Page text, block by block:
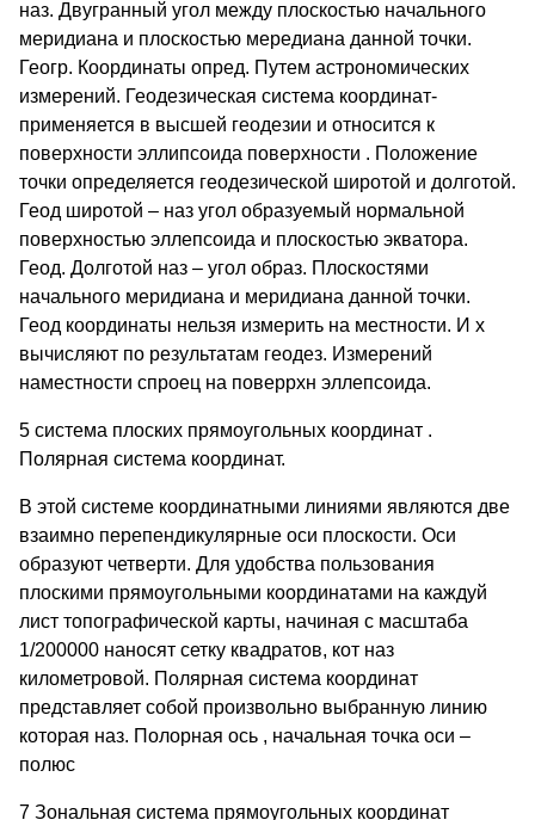
наз. Двугранный угол между плоскостью начального
меридиана и плоскостью мередиана данной точки.
Геогр. Координаты опред. Путем астрономических
измерений. Геодезическая система координат-
применяется в высшей геодезии и относится к
поверхности эллипсоида поверхности . Положение
точки определяется геодезической широтой и долготой.
Геод широтой – наз угол образуемый нормальной
поверхностью эллепсоида и плоскостью экватора.
Геод. Долготой наз – угол образ. Плоскостями
начального меридиана и меридиана данной точки.
Геод координаты нельзя измерить на местности. И х
вычисляют по результатам геодез. Измерений
наместности спроец на поверрхн эллепсоида.
5 система плоских прямоугольных координат .
Полярная система координат.
В этой системе координатными линиями являются две
взаимно перепендикулярные оси плоскости. Оси
образуют четверти. Для удобства пользования
плоскими прямоугольными координатами на каждуй
лист топографической карты, начиная с масштаба
1/200000 наносят сетку квадратов, кот наз
километровой. Полярная система координат
представляет собой произвольно выбранную линию
которая наз. Полорная ось , начальная точка оси –
полюс
7 Зональная система прямоугольных координат